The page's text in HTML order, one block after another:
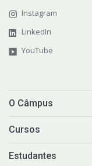
Instagram
LinkedIn
YouTube
O Câmpus
Cursos
Estudantes